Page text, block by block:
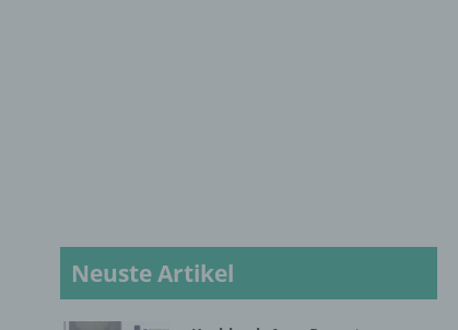
Neuste Artikel